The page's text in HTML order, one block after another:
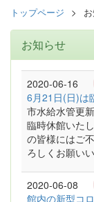
トップページ
お知らせ
2020-06-16
6月21日(日)は
市水給水管更
臨時休館いた
の皆様にはご
ろしくお願い
2020-06-08
館内の新型コ